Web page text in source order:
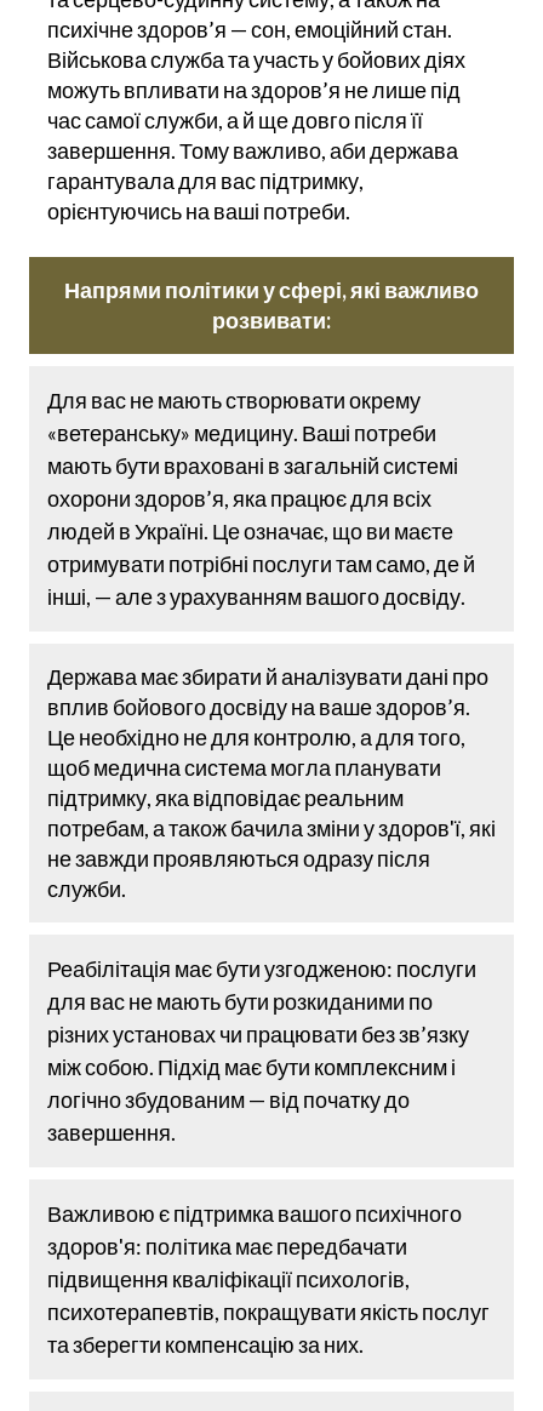
психічне здоров’я — сон, емоційний стан.
Військова служба та участь у бойових діях
можуть впливати на здоров’я не лише під
час самої служби, а й ще довго після її
завершення. Тому важливо, аби держава
гарантувала для вас підтримку,
орієнтуючись на ваші потреби.
Напрями політики у сфері, які важливо
розвивати:
Для вас не мають створювати окрему
«ветеранську» медицину. Ваші потреби
мають бути враховані в загальній системі
охорони здоров’я, яка працює для всіх
людей в Україні. Це означає, що ви маєте
отримувати потрібні послуги там само, де й
інші, — але з урахуванням вашого досвіду.
Держава має збирати й аналізувати дані про
вплив бойового досвіду на ваше здоров’я.
Це необхідно не для контролю, а для того,
щоб медична система могла планувати
підтримку, яка відповідає реальним
потребам, а також бачила зміни у здоров'ї, які
не завжди проявляються одразу після
служби.
Реабілітація має бути узгодженою: послуги
для вас не мають бути розкиданими по
різних установах чи працювати без зв’язку
між собою. Підхід має бути комплексним і
логічно збудованим — від початку до
завершення.
Важливою є підтримка вашого психічного
здоров'я: політика має передбачати
підвищення кваліфікації психологів,
психотерапевтів, покращувати якість послуг
та зберегти компенсацію за них.